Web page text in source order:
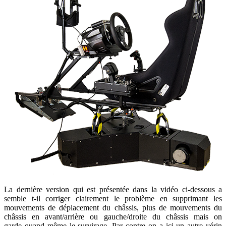
La dernière version qui est présentée dans la vidéo ci-dessous a
semble t-il corriger clairement le problème en supprimant les
mouvements de déplacement du châssis, plus de mouvements du
châssis en avant/arrière ou gauche/droite du châssis mais on